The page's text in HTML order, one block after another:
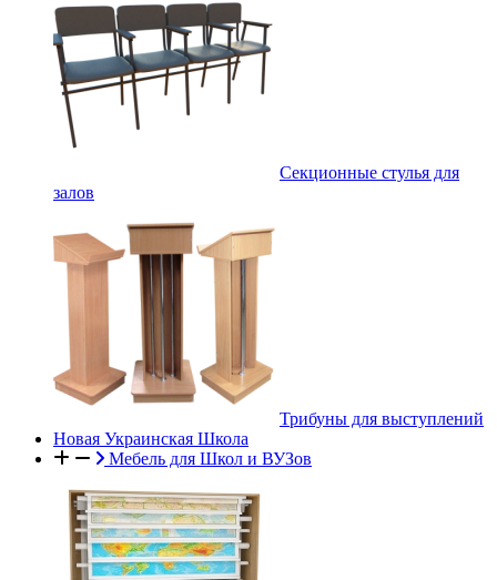
Секционные стулья для
залов
Трибуны для выступлений
Новая Украинская Школа
Мебель для Школ и ВУЗов